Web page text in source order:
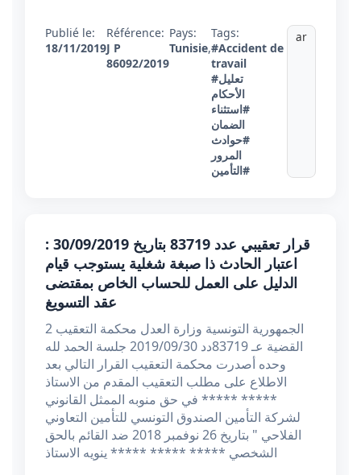
Publié le:
18/11/2019
Référence:
J P
86092/2019
Pays:
Tunisie,
Tags:
#Accident de
travail
#تعليل
الأحكام
#استثناء
الضمان
#حوادث
المرور
#التأمين
ar
قرار تعقيبي عدد 83719 بتاريخ 30/09/2019 :
اعتبار الحادث ذا صبغة شغلية يستوجب قيام
الدليل على العمل للحساب الخاص بمقتضى
عقد التسويغ
2 الجمهورية التونسية وزارة العدل محكمة التعقيب
القضية عـ 83719دد 2019/09/30 جلسة الحمد لله
وحده أصدرت محكمة التعقيب القرار التالي بعد
الاطلاع على مطلب التعقيب المقدم من الاستاذ
***** ***** في حق منوبه الممثل القانوني
لشركة التأمين الصندوق التونسي للتأمين التعاوني
الفلاحي " بتاريخ 26 نوفمبر 2018 ضد القائم بالحق
الشخصي ***** ***** ***** ينويه الاستاذ